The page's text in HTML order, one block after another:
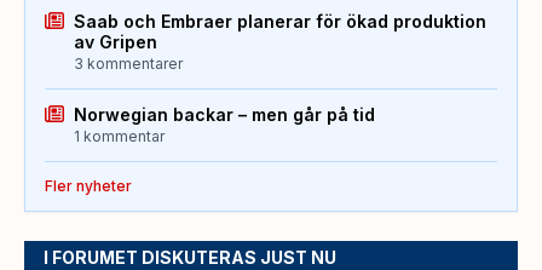
Saab och Embraer planerar för ökad produktion
av Gripen
3 kommentarer
Norwegian backar – men går på tid
1 kommentar
Fler nyheter
I FORUMET DISKUTERAS JUST NU